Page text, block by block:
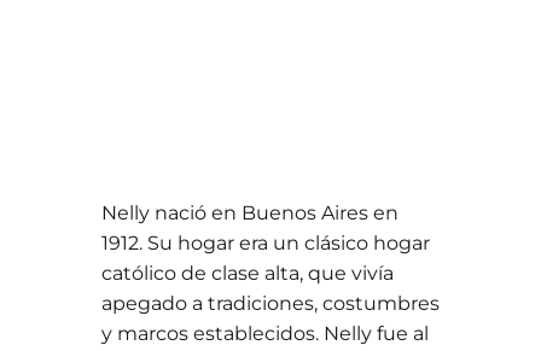
Nelly nació en Buenos Aires en
1912. Su hogar era un clásico hogar
católico de clase alta, que vivía
apegado a tradiciones, costumbres
y marcos establecidos. Nelly fue al